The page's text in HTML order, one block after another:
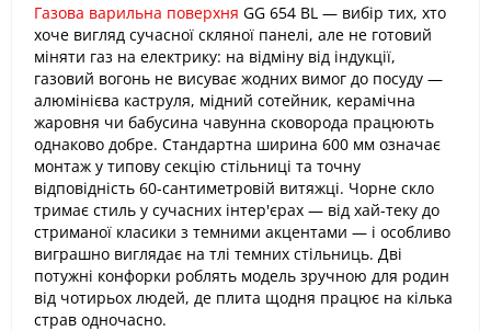
Газова варильна поверхня GG 654 BL — вибір тих, хто
хоче вигляд сучасної скляної панелі, але не готовий
міняти газ на електрику: на відміну від індукції,
газовий вогонь не висуває жодних вимог до посуду —
алюмінієва каструля, мідний сотейник, керамічна
жаровня чи бабусина чавунна сковорода працюють
однаково добре. Стандартна ширина 600 мм означає
монтаж у типову секцію стільниці та точну
відповідність 60-сантиметровій витяжці. Чорне скло
тримає стиль у сучасних інтер'єрах — від хай-теку до
стриманої класики з темними акцентами — і особливо
виграшно виглядає на тлі темних стільниць. Дві
потужні конфорки роблять модель зручною для родин
від чотирьох людей, де плита щодня працює на кілька
страв одночасно.